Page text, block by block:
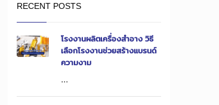
RECENT POSTS
โรงงานผลิตเครื่องสำอาง วิธี
เลือกโรงงานช่วยสร้างแบรนด์
ความงาม
...